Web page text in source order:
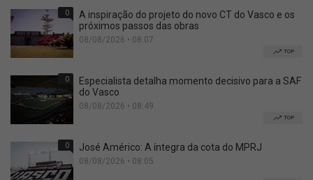
0
A inspiração do projeto do novo CT do Vasco e os
próximos passos das obras
08/08/2026 • 08:07
TOP
0
Especialista detalha momento decisivo para a SAF
do Vasco
08/08/2026 • 08:49
TOP
0 José Américo: A íntegra da cota do MPRJ
08/08/2026 • 08:05